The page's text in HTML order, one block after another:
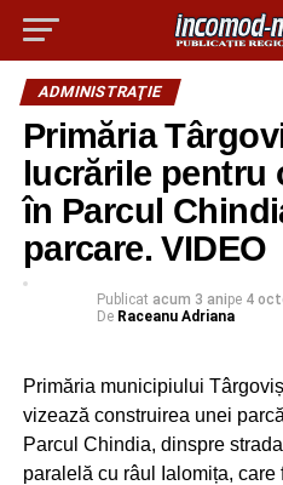
ADMINISTRAŢIE
Primăria
lucrările pentru
în Parcul
parcare. VIDEO
Publicat acum 3 anipe 4
De Raceanu Adriana
Primăria municipiului
vizează construirea unei
Parcul Chindia, dinspre
paralelă cu râul Ialomița, care